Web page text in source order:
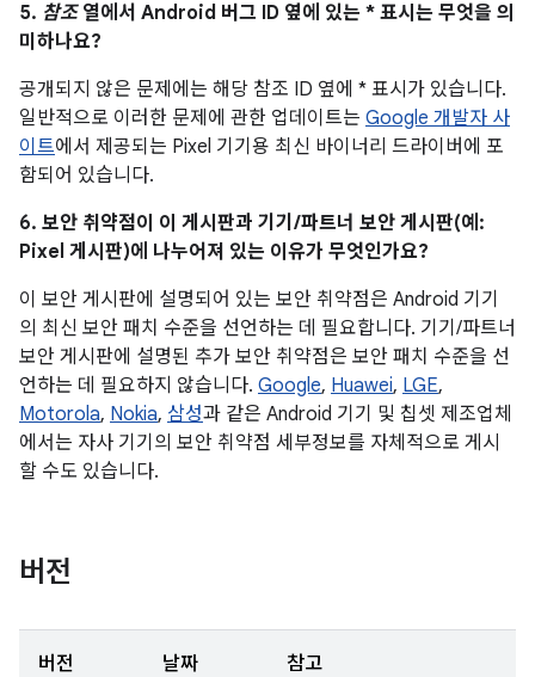
5. 참조열에서 Android 버그 ID 옆에 있는 * 표시는 무엇을 의
미하나요?
공개되지 않은 문제에는 해당 참조 ID 옆에 * 표시가 있습니다.
일반적으로 이러한 문제에 관한 업데이트는 Google 개발자 사
이트에서 제공되는 Pixel 기기용 최신 바이너리 드라이버에 포
함되어 있습니다.
6. 보안 취약점이 이 게시판과 기기/파트너 보안 게시판(예:
Pixel 게시판)에 나누어져 있는 이유가 무엇인가요?
이 보안 게시판에 설명되어 있는 보안 취약점은 Android 기기
의 최신 보안 패치 수준을 선언하는 데 필요합니다. 기기/파트너
보안 게시판에 설명된 추가 보안 취약점은 보안 패치 수준을 선
언하는 데 필요하지 않습니다. Google, Huawei, LGE,
Motorola, Nokia, 삼성과 같은 Android 기기 및 칩셋 제조업체
에서는 자사 기기의 보안 취약점 세부정보를 자체적으로 게시
할 수도 있습니다.
버전
버전 날짜 참고